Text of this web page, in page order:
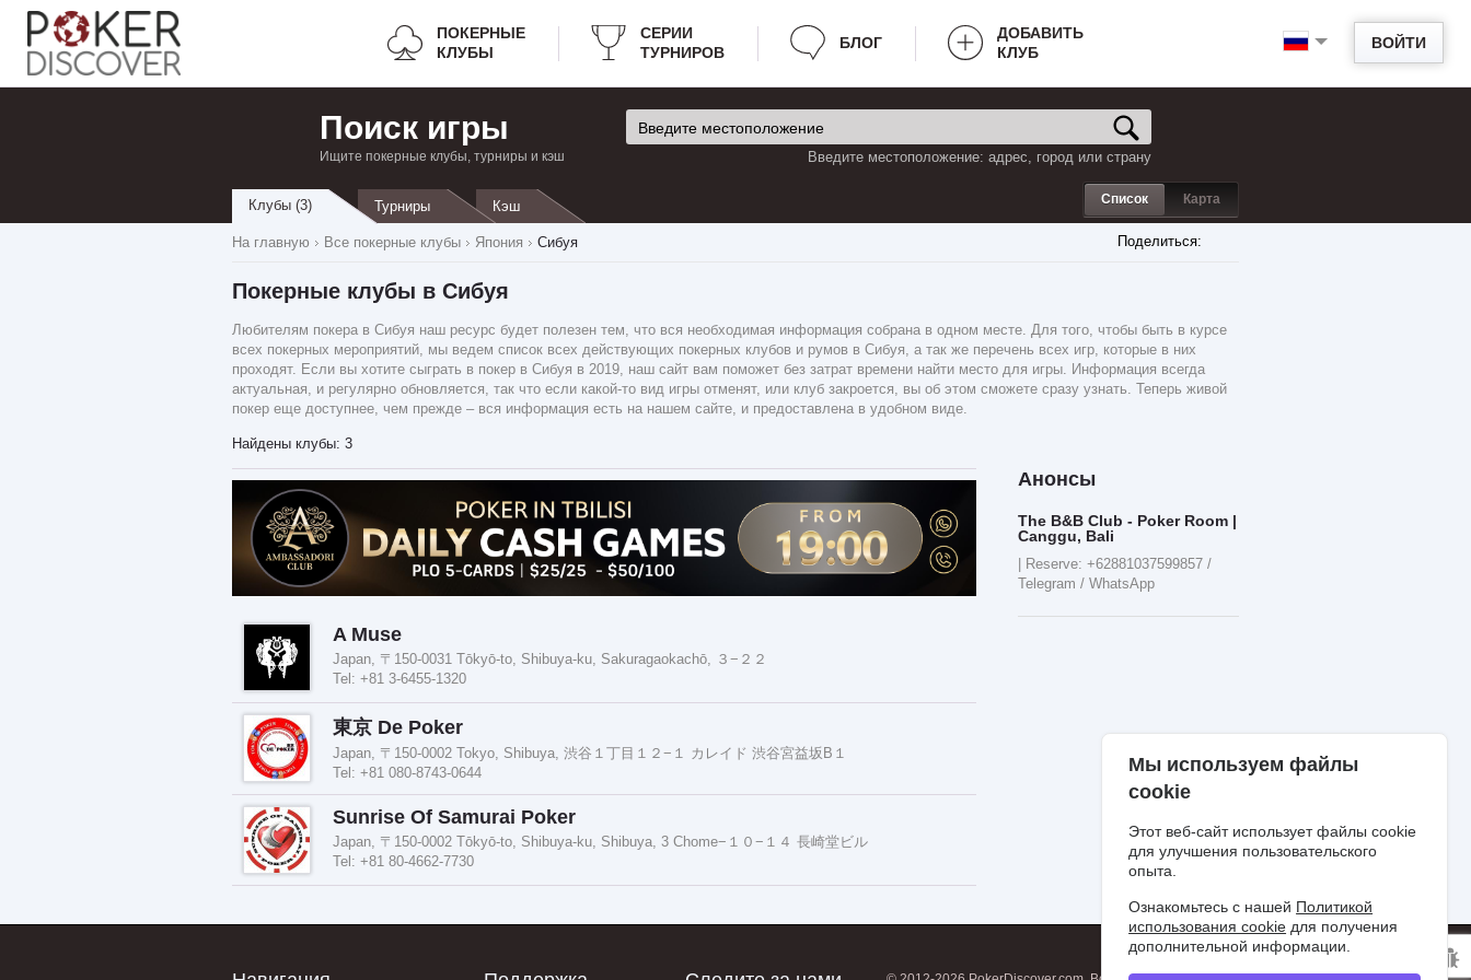
ВОЙТИ
ПОКЕРНЫЕ
КЛУБЫ
СЕРИИ
ТУРНИРОВ
БЛОГ
ДОБАВИТЬ
КЛУБ
Поиск игры
Ищите покерные клубы, турниры и кэш Введите местоположение: адрес, город или страну
Клубы (3) Турниры Кэш Список Карта
Поделиться:
На главную Все покерные клубы Япония Сибуя
Покерные клубы в Сибуя
Любителям покера в Сибуя наш ресурс будет полезен тем, что вся необходимая информация собрана в одном месте. Для того, чтобы быть в курсе
всех покерных мероприятий, мы ведем список всех действующих покерных клубов и румов в Сибуя, а так же перечень всех игр, которые в них
проходят. Если вы хотите сыграть в покер в Сибуя в 2019, наш сайт вам поможет без затрат времени найти место для игры. Информация всегда
актуальная, и регулярно обновляется, так что если какой-то вид игры отменят, или клуб закроется, вы об этом сможете сразу узнать. Теперь живой
покер еще доступнее, чем прежде – вся информация есть на нашем сайте, и предоставлена в удобном виде.
Найдены клубы: 3
A Muse
Japan, 〒150-0031 Tōkyō-to, Shibuya-ku, Sakuragaokachō, ３−２２
Tel: +81 3-6455-1320
東京 De Poker
Japan, 〒150-0002 Tokyo, Shibuya, 渋谷１丁目１２−１ カレイド 渋谷宮益坂B１
Tel: +81 080-8743-0644
Sunrise Of Samurai Poker
Japan, 〒150-0002 Tōkyō-to, Shibuya-ku, Shibuya, 3 Chome−１０−１４ 長崎堂ビル
Tel: +81 80-4662-7730
Анонсы
The B&B Club - Poker Room |
Canggu, Bali
| Reserve: +62881037599857 /
Telegram / WhatsApp
Мы используем файлы
cookie
Этот веб-сайт использует файлы cookie
для улучшения пользовательского
опыта.
Ознакомьтесь с нашей Политикой
использования cookie для получения
дополнительной информации.